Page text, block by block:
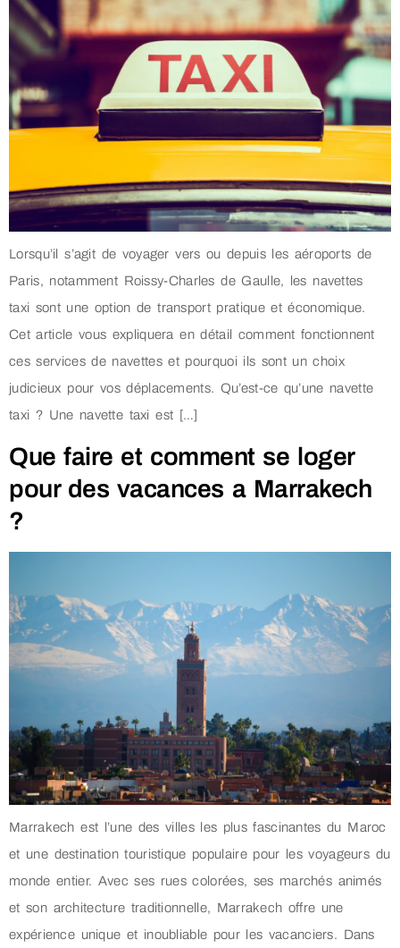
Lorsqu’il s’agit de voyager vers ou depuis les aéroports de
Paris, notamment Roissy-Charles de Gaulle, les navettes
taxi sont une option de transport pratique et économique.
Cet article vous expliquera en détail comment fonctionnent
ces services de navettes et pourquoi ils sont un choix
judicieux pour vos déplacements. Qu’est-ce qu’une navette
taxi ? Une navette taxi est […]
Que faire et comment se loger
pour des vacances a Marrakech
?
Marrakech est l’une des villes les plus fascinantes du Maroc
et une destination touristique populaire pour les voyageurs du
monde entier. Avec ses rues colorées, ses marchés animés
et son architecture traditionnelle, Marrakech offre une
expérience unique et inoubliable pour les vacanciers. Dans